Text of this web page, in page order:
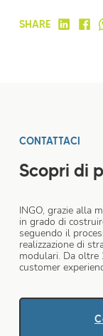
SHARE
CONTATTACI
Scopri di
INGO, grazie alla
in grado di
seguendo il
realizzazione di
modulari. Da oltre
customer